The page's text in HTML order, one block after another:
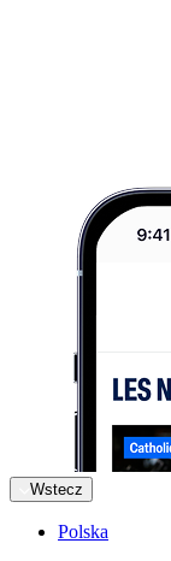
Wstecz
Polska